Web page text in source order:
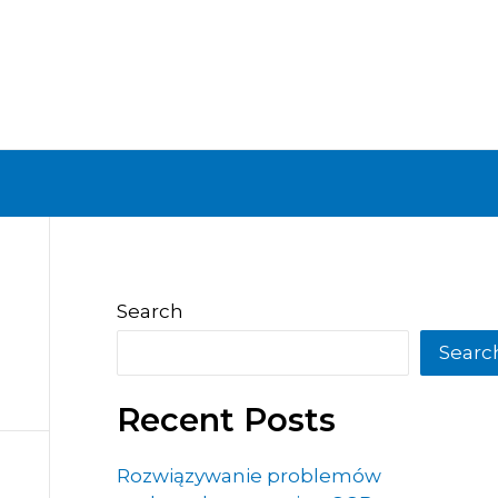
Search
Recent Posts
Rozwiązywanie problemów